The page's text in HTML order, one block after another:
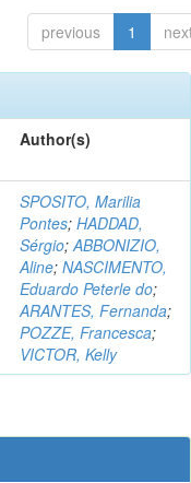
previous 1
Author(s)
SPOSITO, Marilia
Pontes; HADDAD,
Sérgio; ABBONIZIO,
Aline; NASCIMENTO,
Eduardo Peterle do;
ARANTES, Fernanda;
POZZE, Francesca;
VICTOR, Kelly